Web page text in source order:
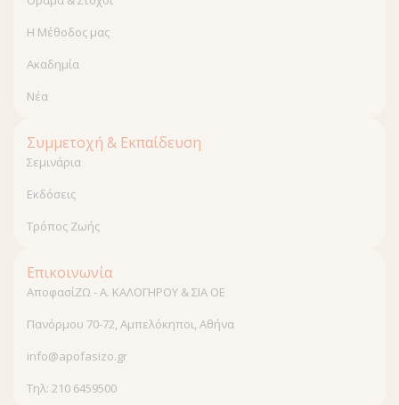
Η Μέθοδος μας
Ακαδημία
Νέα
Συμμετοχή & Εκπαίδευση
Σεμινάρια
Εκδόσεις
Τρόπος Ζωής
Επικοινωνία
ΑποφασίΖΩ - Α. ΚΑΛΟΓΗΡΟΥ & ΣΙΑ ΟΕ
Πανόρμου 70-72, Αμπελόκηποι, Αθήνα
info@apofasizo.gr
Τηλ: 210 6459500